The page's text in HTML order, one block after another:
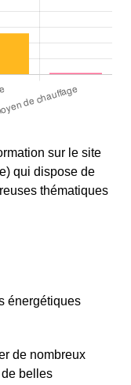
sur le site
qui dispose de
thématiques
énergétiques
de nombreux
belles